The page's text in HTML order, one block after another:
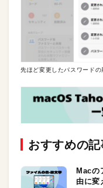
先ほど変更したパスワードの
おすすめの記
Macの
由に変